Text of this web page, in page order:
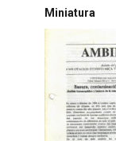
Miniatura